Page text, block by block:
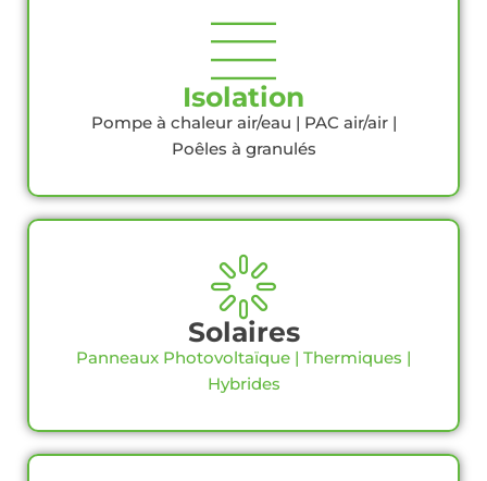
Isolation
Pompe à chaleur air/eau | PAC air/air |
Poêles à granulés
Solaires
Panneaux Photovoltaïque | Thermiques |
Hybrides